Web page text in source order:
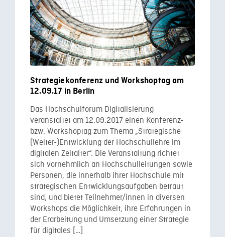
Strategiekonferenz und Workshoptag am
12.09.17 in Berlin
Das Hochschulforum Digitalisierung
veranstaltet am 12.09.2017 einen Konferenz-
bzw. Workshoptag zum Thema „Strategische
(Weiter-)Entwicklung der Hochschullehre im
digitalen Zeitalter“. Die Veranstaltung richtet
sich vornehmlich an Hochschulleitungen sowie
Personen, die innerhalb ihrer Hochschule mit
strategischen Entwicklungsaufgaben betraut
sind, und bietet Teilnehmer/innen in diversen
Workshops die Möglichkeit, ihre Erfahrungen in
der Erarbeitung und Umsetzung einer Strategie
für digitales […]